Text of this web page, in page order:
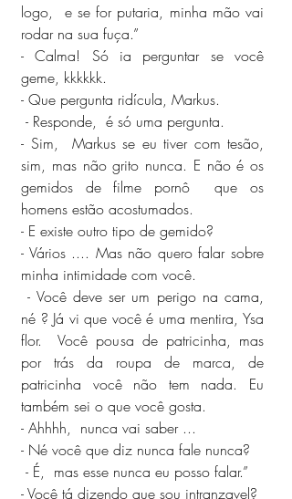
logo,  e se for putaria, minha mão vai
rodar na sua fuça.”
- Calma! Só ia perguntar se você
geme, kkkkkk.
- Que pergunta ridícula, Markus.
- Responde,  é só uma pergunta.
- Sim,  Markus se eu tiver com tesão,
sim, mas não grito nunca. E não é os
gemidos de filme pornô  que os
homens estão acostumados.
- E existe outro tipo de gemido?
- Vários .... Mas não quero falar sobre
minha intimidade com você.
- Você deve ser um perigo na cama,
né ? Já vi que você é uma mentira, Ysa
flor.  Você pousa de patricinha, mas
por trás da roupa de marca, de
patricinha você não tem nada. Eu
também sei o que você gosta.
- Ahhhh,  nunca vai saber ...
- Né você que diz nunca fale nunca?
- É,  mas esse nunca eu posso falar.”
- Você tá dizendo que sou intranzavel?